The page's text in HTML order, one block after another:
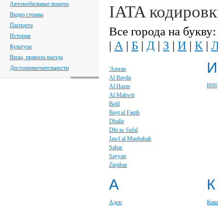
Автомобильные номера
Видео страны
Паспорта
История
Культура
Визы, правила въезда
Достопримечательности
IATA
Все города на букву:
| А | Б | Д | З | И | К |
'Amran
Al Bayda
Al Hazm
Al Mahwit
Bajil
Bayt al Faqih
Dhalie
Dhi as Sufal
Jawf al Maqbabah
Sahar
Sayyan
Zinjibar
И
Ибб
А
Аден
К